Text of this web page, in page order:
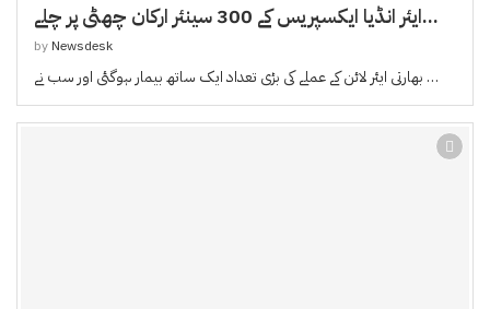
ایئر انڈیا ایکسپریس کے 300 سینئر ارکان چھٹی پر چلے...
by Newsdesk
بھارتی ایئر لائن کے عملے کی بڑی تعداد ایک ساتھ بیمار ہوگئی اور سب نے …